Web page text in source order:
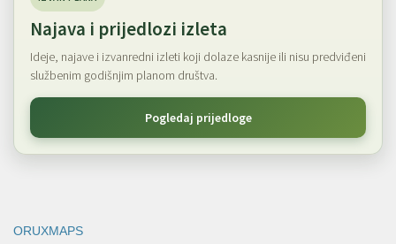
Najava i prijedlozi izleta
Ideje, najave i izvanredni izleti koji dolaze kasnije ili nisu predviđeni
službenim godišnjim planom društva.
Pogledaj prijedloge
ORUXMAPS